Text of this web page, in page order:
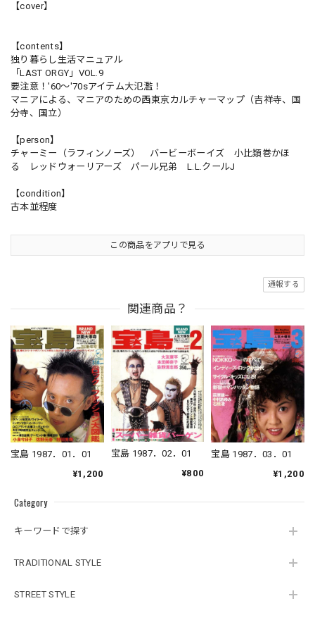
Category
キーワードで探す
TRADITIONAL STYLE
STREET STYLE
【cover】
【contents】
独り暮らし生活マニュアル
「LAST ORGY」VOL.9
要注意！'60～'70sアイテム大氾濫！
マニアによる、マニアのための西東京カルチャーマップ（吉祥寺、国
分寺、国立）
【person】
チャーミー（ラフィンノーズ） バービーボーイズ 小比類巻かほ
る レッドウォーリアーズ パール兄弟 L.L.クールJ
【condition】
古本並程度
この商品をアプリで見る
通報する
関連商品？
宝島 1987．01．01
¥1,200
宝島 1987．02．01
¥800
宝島 1987．03．01
¥1,200